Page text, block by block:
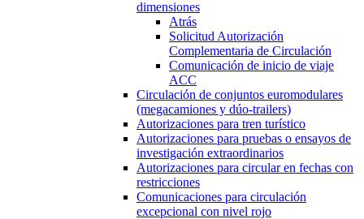
dimensiones
Atrás
Solicitud Autorización
Complementaria de Circulación
Comunicación de inicio de viaje
ACC
Circulación de conjuntos euromodulares
(megacamiones y dúo-trailers)
Autorizaciones para tren turístico
Autorizaciones para pruebas o ensayos de
investigación extraordinarios
Autorizaciones para circular en fechas con
restricciones
Comunicaciones para circulación
excepcional con nivel rojo